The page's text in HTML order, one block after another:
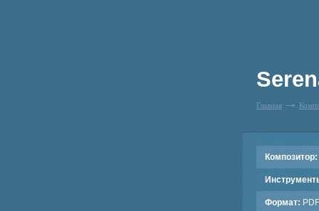
Главная
Композитор:
Формат: PDF